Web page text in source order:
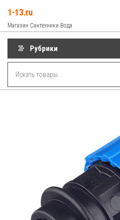
содержимому
1-13.ru
Магазин Сантехники Вода
Рубрики